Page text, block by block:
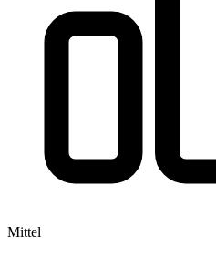
Mittel